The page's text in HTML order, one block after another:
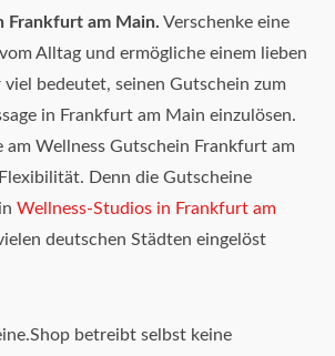
Frankfurt am Main. Verschenke eine
Alltag und ermögliche einem lieben
viel bedeutet, seinen Gutschein zum
in Frankfurt am Main einzulösen.
am Wellness Gutschein Frankfurt am
Denn die Gutscheine
Wellness-Studios in Frankfurt am
deutschen Städten eingelöst
betreibt selbst keine